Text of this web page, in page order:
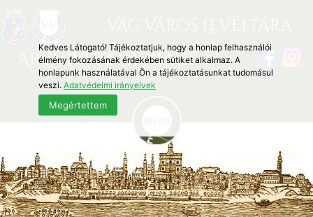
Archivum Vaciense
Kedves Látogató! Tájékoztatjuk, hogy a honlap felhasználói
élmény fokozásának érdekében sütiket alkalmaz. A
honlapunk használatával Ön a tájékoztatásunkat tudomásul
veszi. Adatvédelmi irányelvek
Megértettem